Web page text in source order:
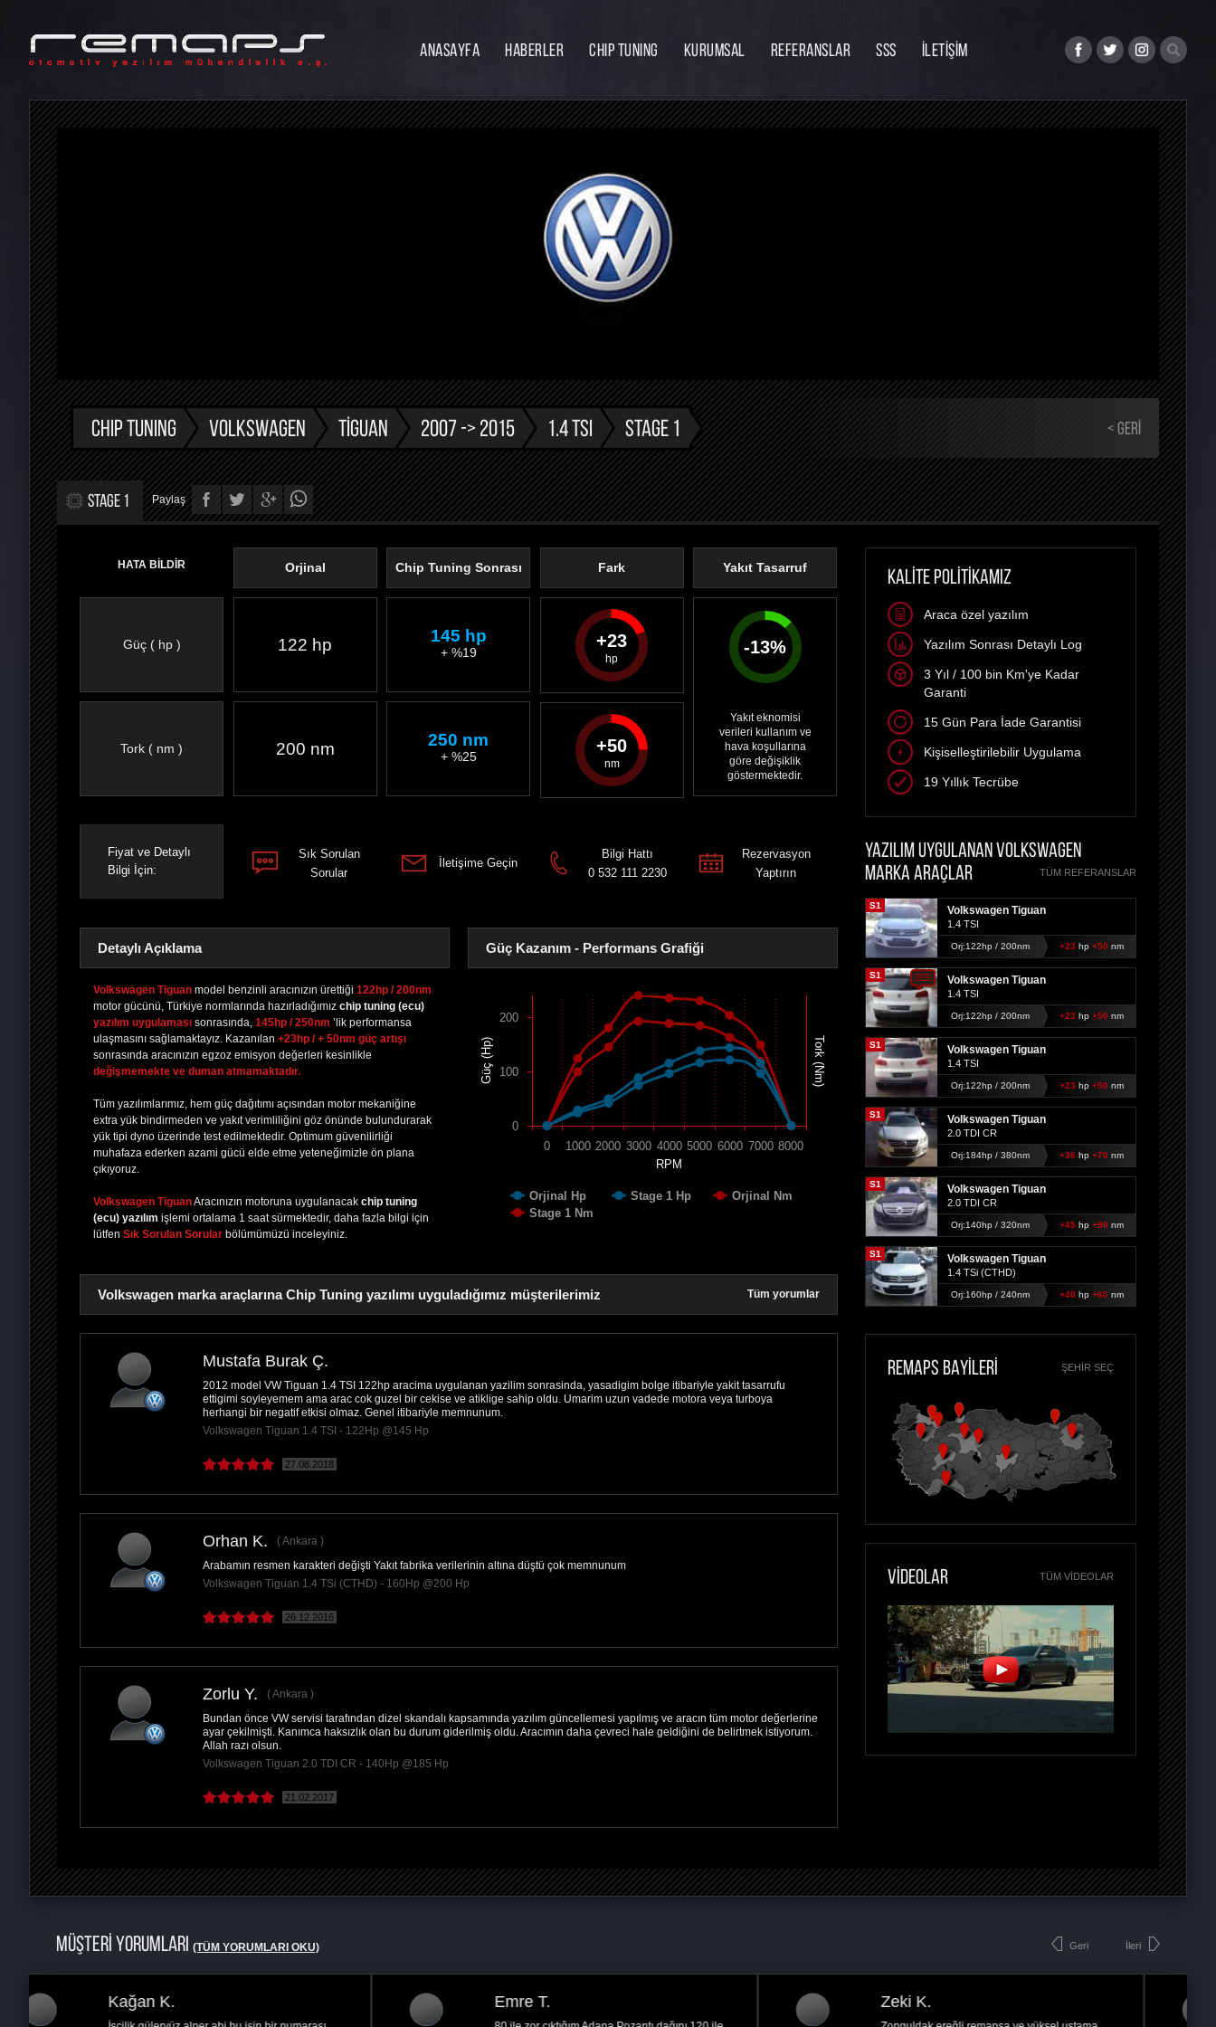
ANASAYFA HABERLER CHIP TUNING KURUMSAL REFERANSLAR SSS İLETİŞİM
CHIP TUNING VOLKSWAGEN TIGUAN 2007 -> 2015 1.4 TSI STAGE 1 < GERI
STAGE 1 Paylaş
PAYLAŞPAYLAŞPLUS'TA
PAYLAŞ
PAYLAŞ
HATA BİLDİR
Güç ( hp )
Tork ( nm )
Orjinal
122 hp
200 nm
Chip Tuning Sonrası
145 hp
+ %19
250 nm
+ %25
Fark
23
50
Yakıt Tasarruf
-13%
Yakıt eknomisi
verileri kullanım ve
hava koşullarına
göre değişiklik
göstermektedir.
Fiyat ve Detaylı
Bilgi İçin:
Sık Sorulan
Sorular
İletişime Geçin
Bilgi Hattı
0 532 111 2230
Rezervasyon
Yaptırın
Detaylı Açıklama
Volkswagen Tiguan model benzinli aracınızın ürettiği 122hp / 200nm
motor gücünü, Türkiye normlarında hazırladığımız chip tuning (ecu)
yazılım uygulaması sonrasında, 145hp / 250nm ’lik performansa
ulaşmasını sağlamaktayız. Kazanılan +23hp / + 50nm güç artışı
sonrasında aracınızın egzoz emisyon değerleri kesinlikle
değişmemekte ve duman atmamaktadır.
Tüm yazılımlarımız, hem güç dağıtımı açısından motor mekaniğine
extra yük bindirmeden ve yakıt verimliliğini göz önünde bulundurarak
yük tipi dyno üzerinde test edilmektedir. Optimum güvenilirliği
muhafaza ederken azami gücü elde etme yeteneğimizle ön plana
çıkıyoruz.
Volkswagen TiguanAracınızın motoruna uygulanacak chip tuning
(ecu) yazılım işlemi ortalama 1 saat sürmektedir, daha fazla bilgi için
lütfen Sık Sorulan Sorular bölümümüzü inceleyiniz.
Güç Kazanım - Performans Grafiği
RPM
Güç (Hp) Tork (Nm)
Orjinal Hp Stage 1 Hp
Orjinal Nm
Stage 1 Nm
0 1000 2000 3000 4000 5000 6000 7000 8000
0
100
200
Volkswagen marka araçlarına Chip Tuning yazılımı uyguladığımız müşterilerimiz Tüm yorumlar
Mustafa Burak Ç.
2012 model VW Tiguan 1.4 TSI 122hp aracima uygulanan yazilim sonrasinda, yasadigim bolge itibariyle yakit tasarrufu
ettigimi soyleyemem ama arac cok guzel bir cekise ve atiklige sahip oldu. Umarim uzun vadede motora veya turboya
herhangi bir negatif etkisi olmaz. Genel itibariyle memnunum.
Volkswagen Tiguan 1.4 TSI - 122Hp @145 Hp
27.08.2018
Orhan K.
Ankara
Arabamın resmen karakteri değişti Yakıt fabrika verilerinin altına düştü çok memnunum
Volkswagen Tiguan 1.4 TSi (CTHD) - 160Hp @200 Hp
26.12.2016
Zorlu Y.
Ankara
Bundan önce VW servisi tarafından dizel skandalı kapsamında yazılım güncellemesi yapılmış ve aracın tüm motor değerlerine
ayar çekilmişti. Kanımca haksızlık olan bu durum giderilmiş oldu. Aracımın daha çevreci hale geldiğini de belirtmek istiyorum.
Allah razı olsun.
Volkswagen Tiguan 2.0 TDI CR - 140Hp @185 Hp
21.02.2017
KALİTE POLİTİKAMIZ
Araca özel yazılım
Yazılım Sonrası Detaylı Log
3 Yıl / 100 bin Km'ye Kadar
Garanti
15 Gün Para İade Garantisi
Kişiselleştirilebilir Uygulama
19 Yıllık Tecrübe
YAZILIM UYGULANAN VOLKSWAGEN
MARKA ARAÇLAR
TÜM REFERANSLAR
S1 Volkswagen Tiguan
1.4 TSI
Orj:122hp / 200nm +23 hp +50 nm
S1 Volkswagen Tiguan
1.4 TSI
Orj:122hp / 200nm +23 hp +50 nm
S1 Volkswagen Tiguan
1.4 TSI
Orj:122hp / 200nm +23 hp +50 nm
S1 Volkswagen Tiguan
2.0 TDI CR
Orj:184hp / 380nm +36 hp +70 nm
S1 Volkswagen Tiguan
2.0 TDI CR
Orj:140hp / 320nm +45hp +90 nm
S1 Volkswagen Tiguan
1.4 TSi (CTHD)
Orj:160hp / 240nm +40 hp +60 nm
REMAPS BAYİLERİ ŞEHIR SEÇ
VİDEOLAR TÜM VIDEOLAR
MÜŞTERİ YORUMLARI (TÜM YORUMLARI OKU) Geri
Zeki K. Mekseina K. Lütfi Y.
İleri